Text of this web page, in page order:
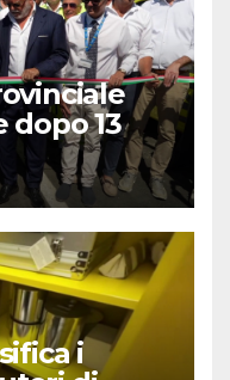
dopo 13
i